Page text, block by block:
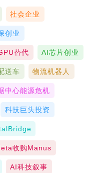
社会企业
创业
替代 AI芯片创业
送车 物流机器人
中心能源危机
科技巨头投资
收购Manus
AI科技叙事